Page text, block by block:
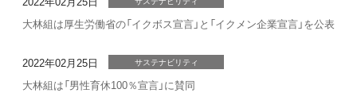
大林組は厚生労働省の「イクボス宣言」と「イクメン企業宣言」を公表
2022年02月25日 サステナビリティ
大林組は「男性育休100％宣言」に賛同